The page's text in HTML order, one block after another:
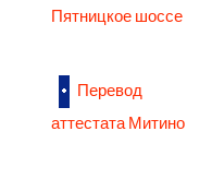
Пятницкое шоссе
Перевод
аттестата Митино